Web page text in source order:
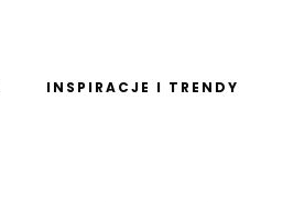
INSPIRACJE I TRENDY